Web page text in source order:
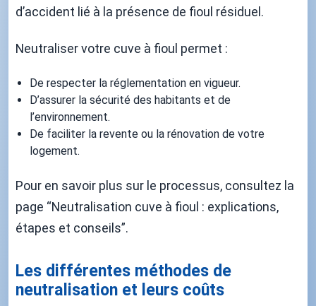
d’accident lié à la présence de fioul résiduel.
Neutraliser votre cuve à fioul permet :
De respecter la réglementation en vigueur.
D’assurer la sécurité des habitants et de
l’environnement.
De faciliter la revente ou la rénovation de votre
logement.
Pour en savoir plus sur le processus, consultez la
page “Neutralisation cuve à fioul : explications,
étapes et conseils”.
Les différentes méthodes de
neutralisation et leurs coûts